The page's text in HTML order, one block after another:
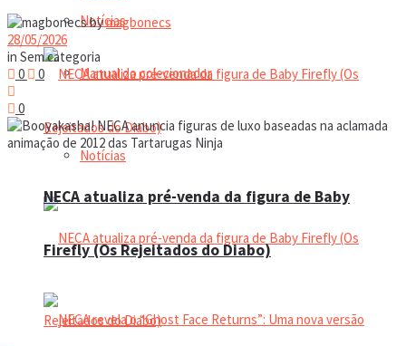
Manual do colecionador
Notícias
Notícias
NECA atualiza pré-venda da figura de Baby
Firefly (Os Rejeitados do Diabo)
bymagbonecs
28/05/2026
in Sem categoria
0
0
0